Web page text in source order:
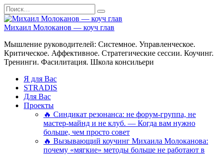
Перейти
к
содержанию
Search
for:
Михаил Молоканов — коуч глав
Мышление руководителей: Системное. Управленческое.
Критическое. Аффективное. Стратегические сессии. Коучинг.
Тренинги. Фасилитация. Школа консильери
Я для Вас
STRADIS
Для Вас
Проекты
🔥 Синдикат резонанса: не форум-группа, не
мастер-майнд и не клуб. — Когда вам нужно
больше, чем просто совет
🔥 Вызывающий коучинг Михаила Молоканова:
почему «мягкие» методы больше не работают в